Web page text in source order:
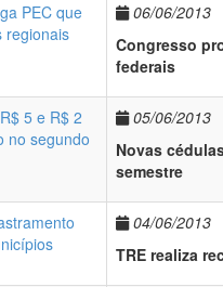
06/06/2013
Congresso
federais
05/06/2013
Novas
semestre
04/06/2013
TRE realiza